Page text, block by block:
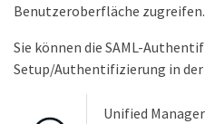
Benutzeroberfläche zugreifen.
Sie können die SAML-
Setup/Authentifizierung in der
Unified